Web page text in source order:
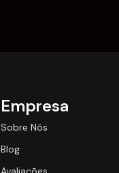
Empresa
Sobre Nós
Blog